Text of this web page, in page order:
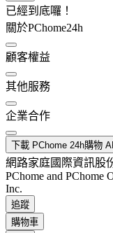
已經到底囉！
關於PChome24h
顧客權益
其他服務
企業合作
下載 PChome 24h購物
網路家庭國際資訊股
PChome and PChome
Inc.
追蹤
購物車